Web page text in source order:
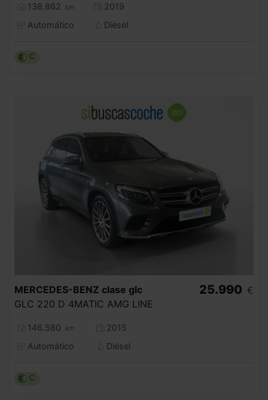
138.862 km
2019
Automático
Diésel
C
MERCEDES-BENZ clase glc
GLC 220 D 4MATIC AMG LINE
146.580 km
2015
Automático
Diésel
25.990 €
C